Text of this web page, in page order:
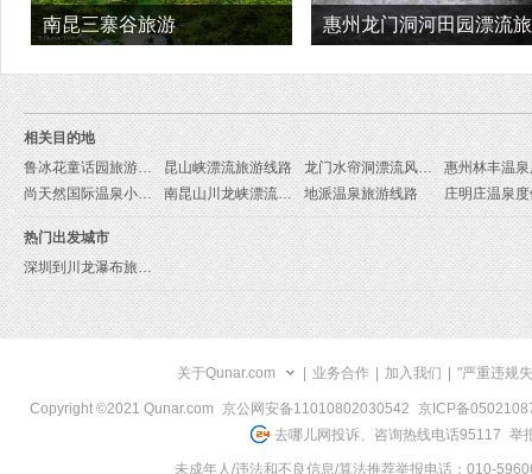
南昆三寨谷旅游 惠州龙门洞河田园漂流
相关目的地
鲁冰花童话园旅游线路
昆山峡漂流旅游线路
龙门水帘洞漂流风景区旅游线路
尚天然国际温泉小镇旅游线路
南昆山川龙峡漂流旅游线路 地派温泉旅游线路
热门出发城市
深圳到川龙瀑布旅游报价
关于Qunar.com 业务合作 加入我们 "严重违规
Copyright ©2021 Qunar.com 京公网安备11010802030542
京ICP备
去哪儿网投诉、咨询热线电话95117 举
未成年人/违法和不良信息/算法推荐举报电话：010-